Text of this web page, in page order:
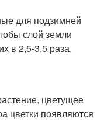
для подзимней
слой земли
в 2,5-3,5 раза.
цветущее
цветки появляются